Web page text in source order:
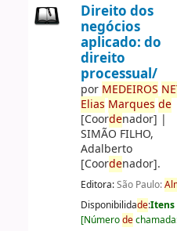
Direito dos
negócios
aplicado: do
direito
processual/
por MEDEIROS
Elias Marques de
[Coordenador] |
SIMÃO FILHO,
Adalberto
[Coordenador].
Editora:São Paulo:
Disponibilidade:Itens
[Númerode